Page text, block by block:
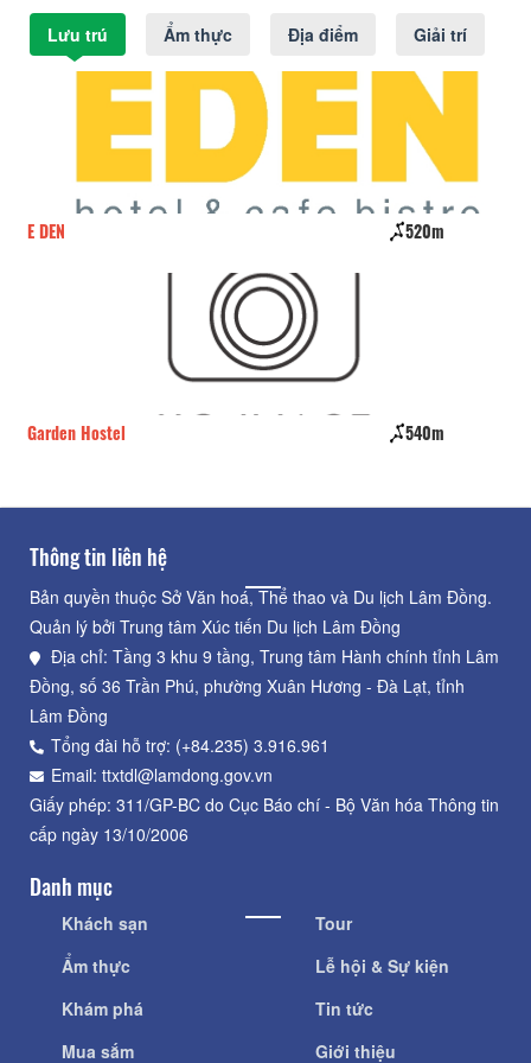
Lưu trú Ẩm thực Địa điểm Giải trí
E DEN 520m
Garden Hostel 540m
Thông tin liên hệ
Bản quyền thuộc Sở Văn hoá, Thể thao và Du lịch Lâm Đồng.
Quản lý bởi Trung tâm Xúc tiến Du lịch Lâm Đồng
Địa chỉ: Tầng 3 khu 9 tầng, Trung tâm Hành chính tỉnh Lâm
Đồng, số 36 Trần Phú, phường Xuân Hương - Đà Lạt, tỉnh
Lâm Đồng
Tổng đài hỗ trợ: (+84.235) 3.916.961
Email: ttxtdl@lamdong.gov.vn
Giấy phép: 311/GP-BC do Cục Báo chí - Bộ Văn hóa Thông tin
cấp ngày 13/10/2006
Danh mục
Khách sạn
Ẩm thực
Khám phá
Mua sắm
Tour
Lễ hội & Sự kiện
Tin tức
Giới thiệu